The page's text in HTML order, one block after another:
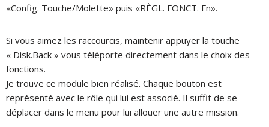
«Config. Touche/Molette» puis «RÈGL. FONCT. Fn».
Si vous aimez les raccourcis, maintenir appuyer la touche
« Disk.Back » vous téléporte directement dans le choix des
fonctions.
Je trouve ce module bien réalisé. Chaque bouton est
représenté avec le rôle qui lui est associé. Il suffit de se
déplacer dans le menu pour lui allouer une autre mission.